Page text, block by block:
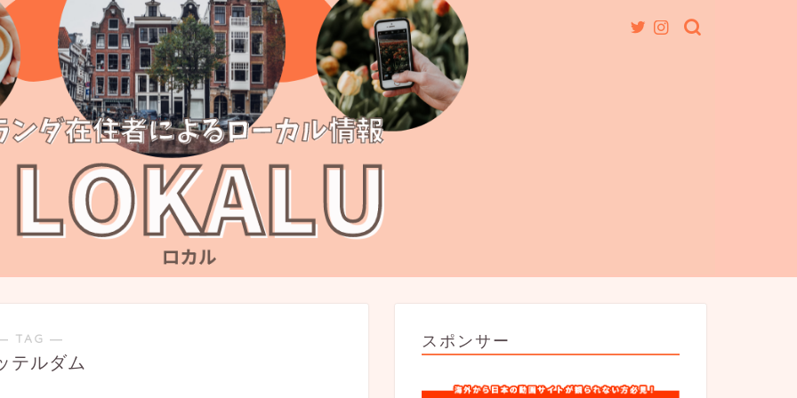
TAG ―
テルダム
スポンサー